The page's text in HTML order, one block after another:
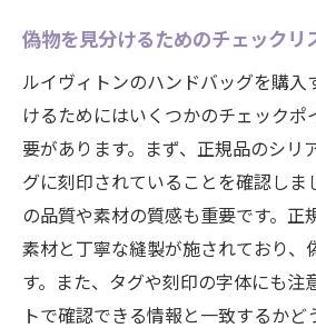
偽物を見分けるためのチェックリ
ルイヴィトンのハンドバッグを購入
けるためにはいくつかのチェック
要があります。まず、正規品のシリ
グに刻印されていることを確認しま
の品質や素材の質感も重要です。正
素材と丁寧な縫製が施されており、
す。また、タグや刻印の字体にも注
トで確認できる情報と一致するかど